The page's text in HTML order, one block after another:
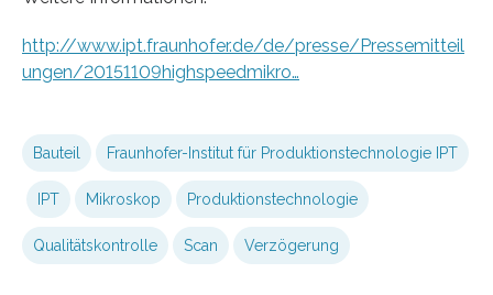
http://www.ipt.fraunhofer.de/de/presse/Pressemitteil
ungen/20151109highspeedmikro…
Bauteil Fraunhofer-Institut für Produktionstechnologie IPT
IPT Mikroskop Produktionstechnologie
Qualitätskontrolle Scan Verzögerung